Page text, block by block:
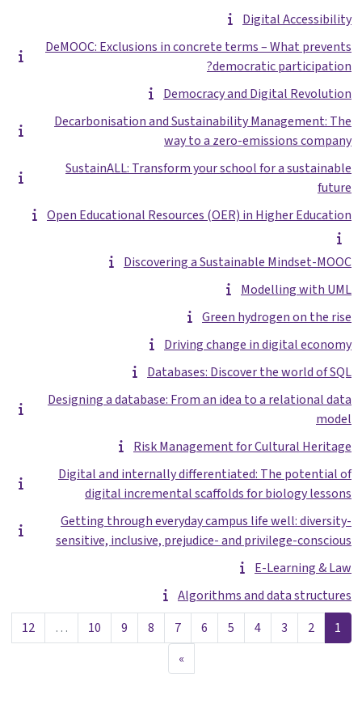
Digital Accessibility
DeMOOC: Exclusions in concrete terms – What prevents
democratic participation?
Democracy and Digital Revolution
Decarbonisation and Sustainability Management: The
way to a zero-emissions company
SustainALL: Transform your school for a sustainable
future
Open Educational Resources (OER) in Higher Education
Discovering a Sustainable Mindset-MOOC
Modelling with UML
Green hydrogen on the rise
Driving change in digital economy
Databases: Discover the world of SQL
Designing a database: From an idea to a relational data
model
Risk Management for Cultural Heritage
Digital and internally differentiated: The potential of
digital incremental scaffolds for biology lessons
Getting through everyday campus life well: diversity-
sensitive, inclusive, prejudice- and privilege-conscious
E-Learning & Law
Algorithms and data structures
1 صفحة 1
2 صفحة 2
3صفحة 3
4صفحة 4
5صفحة 5
6صفحة 6
7 صفحة 7
8صفحة 8
9صفحة 9
10 صفحة 10
…
12
»